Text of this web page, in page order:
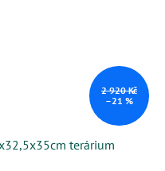
2 920 Kč
–21 %
terárium